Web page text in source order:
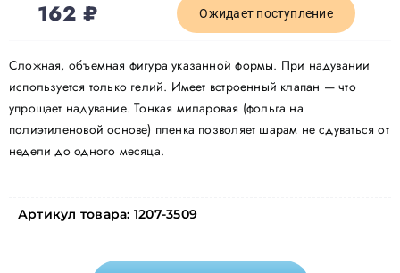
162₽ Ожидает поступление
Сложная, объемная фигура указанной формы. При надувании
используется только гелий. Имеет встроенный клапан — что
упрощает надувание. Тонкая миларовая (фольга на
полиэтиленовой основе) пленка позволяет шарам не сдуваться от
недели до одного месяца.
Артикул товара: 1207-3509